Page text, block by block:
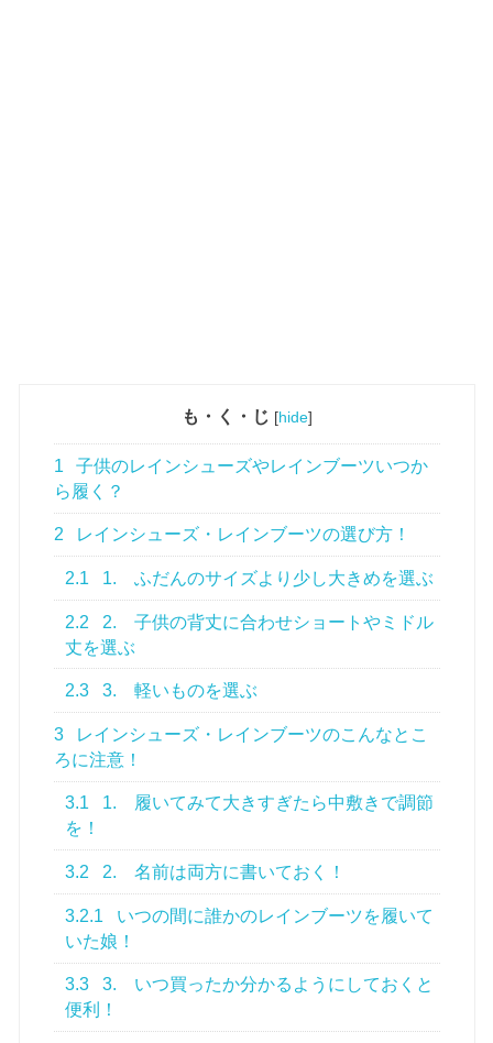
も・く・じ [hide]
1
子供のレインシューズやレインブーツいつか
ら履く？
2 レインシューズ・レインブーツの選び方！
2.1 1. ふだんのサイズより少し大きめを選ぶ
2.2
2. 子供の背丈に合わせショートやミドル
丈を選ぶ
2.3 3. 軽いものを選ぶ
3
レインシューズ・レインブーツのこんなとこ
ろに注意！
3.1
1. 履いてみて大きすぎたら中敷きで調節
を！
3.2 2. 名前は両方に書いておく！
3.2.1
いつの間に誰かのレインブーツを履いて
いた娘！
3.3
3. いつ買ったか分かるようにしておくと
便利！